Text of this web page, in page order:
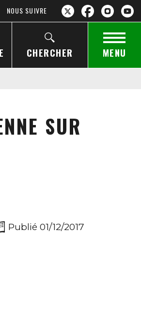
NOUS SUIVRE
CHERCHER MENU
SUR
Publié 01/12/2017